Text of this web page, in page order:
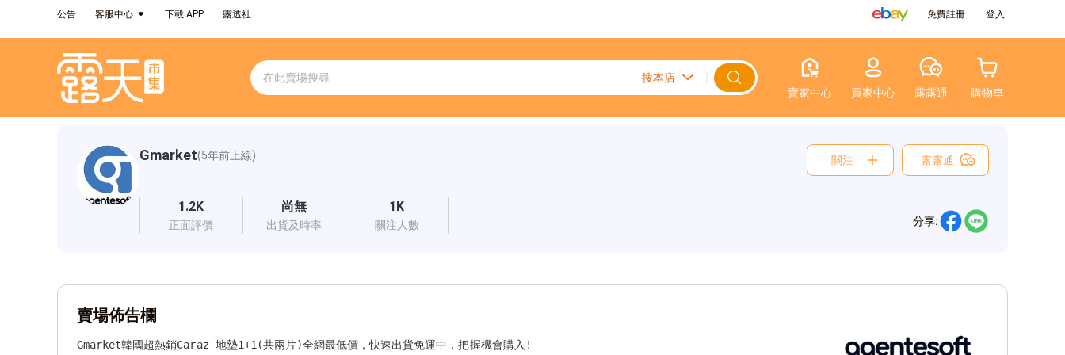
公告 客服中心 下載 APP 露透社 免費註冊 登入
賣家中心 買家中心 露露通 購物車
Gmarket(5年前上線)
1.2K
正面評價
尚無
出貨及時率
1K
關注人數
關注 露露通
分享:
賣場佈告欄